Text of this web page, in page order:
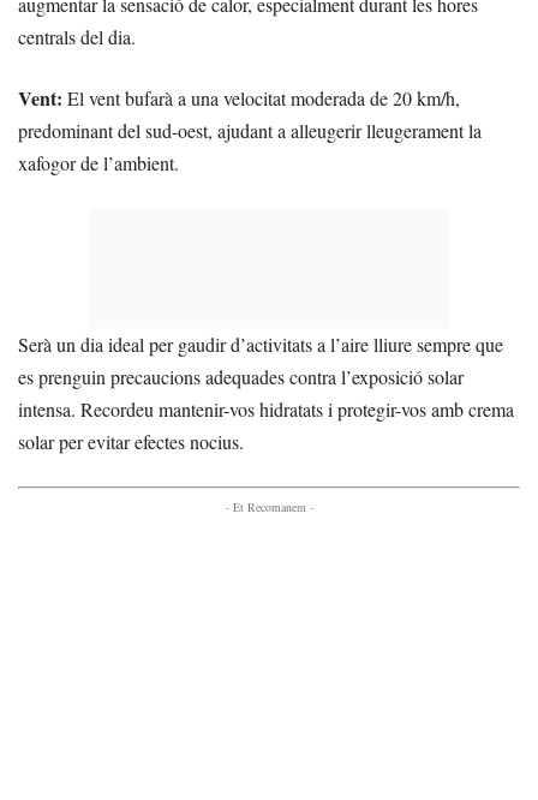
centrals del dia.
Vent: Elventbufarà a una velocitat moderada de 20 km/h,
predominant del sud-oest, ajudant a alleugerir lleugerament la
xafogor de l’ambient.
Serà un dia ideal per gaudir d’activitats a l’aire lliure sempre que
es prenguin precaucions adequades contra l’exposició solar
intensa. Recordeu mantenir-vos hidratats i protegir-vos amb crema
solar per evitar efectes nocius.
- Et Recomanem -